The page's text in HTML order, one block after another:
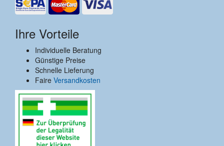
Ihre Vorteile
Individuelle Beratung
Günstige Preise
Schnelle Lieferung
Faire Versandkosten